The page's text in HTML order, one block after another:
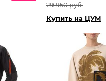
29 950 руб.
Купить на ЦУМ